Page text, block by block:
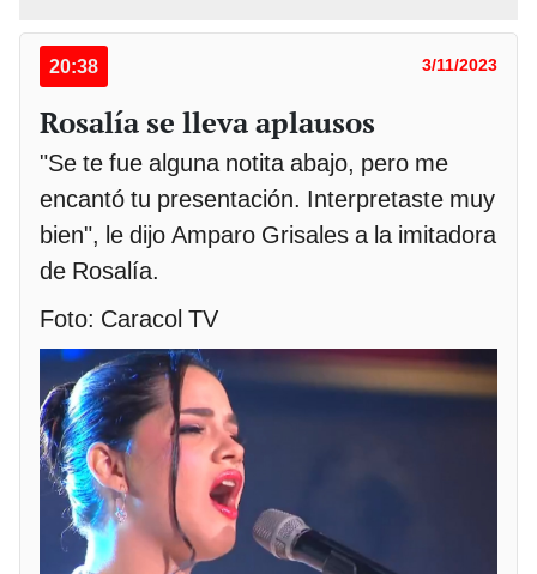
20:38 3/11/2023
Rosalía se lleva aplausos
"Se te fue alguna notita abajo, pero me
encantó tu presentación. Interpretaste muy
bien", le dijo Amparo Grisales a la imitadora
de Rosalía.
Foto: Caracol TV